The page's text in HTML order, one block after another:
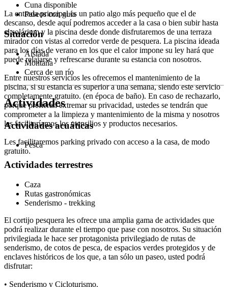
La entrada principal es un patio algo más pequeño que el de
descanso, desde aquí podremos acceder a la casa o bien subir hasta
el solárium y la piscina desde donde disfrutaremos de una terraza
mirador con vistas al corredor verde de pesquera. La piscina ideada
para los días de verano en los que el calor impone su ley hará que
puede relajarse y refrescarse durante su estancia con nosotros.
Entre nuestros servicios les ofrecemos el mantenimiento de la
piscina, si su estancia es superior a una semana, siendo este servicio
completamente gratuito. (en época de baño). En caso de rechazarlo,
porque prefieran extremar su privacidad, ustedes se tendrán que
comprometer a la limpieza y mantenimiento de la misma y nosotros
les facilitaríamos los utensilios y productos necesarios.
Les facilitaremos parking privado con acceso a la casa, de modo
gratuito.
Cuna disponible
Paseos con guía
Situación
Aislada
Montaña
Cerca de un río
Actividades
Actividades acuáticas
Pesca
Actividades terrestres
Caza
Rutas gastronómicas
Senderismo - trekking
El cortijo pesquera les ofrece una amplia gama de actividades que
podrá realizar durante el tiempo que pase con nosotros. Su situación
privilegiada le hace ser protagonista privilegiado de rutas de
senderismo, de cotos de pesca, de espacios verdes protegidos y de
enclaves históricos de los que, a tan sólo un paseo, usted podrá
disfrutar:
• Senderismo y Cicloturismo.